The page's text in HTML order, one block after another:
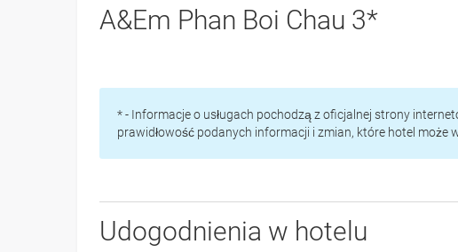
A&Em Phan Boi Chau 3*
* - Informacje o usługach pochodzą z oficjalnej strony
prawidłowość podanych informacji i zmian, które hotel może
Udogodnienia w hotelu